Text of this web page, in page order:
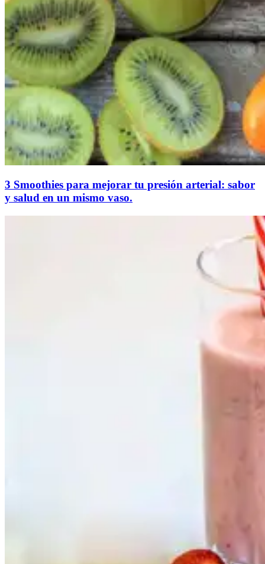
3 Smoothies para mejorar tu presión arterial: sabor
y salud en un mismo vaso.